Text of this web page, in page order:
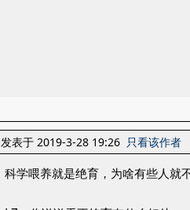
发表于 2019-3-28 19:26 只看该作者
科学喂养就是绝育，为啥有些人就